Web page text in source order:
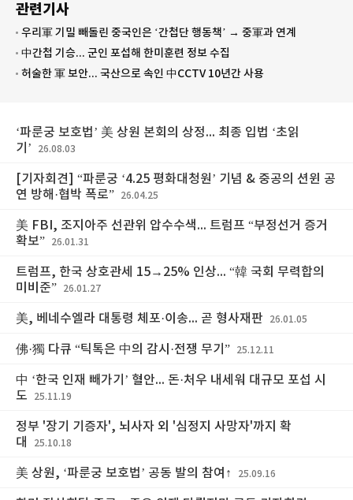
관련기사
우리軍 기밀 빼돌린 중국인은 ‘간첩단 행동책’ → 중軍과 연계
中간첩 기승... 군인 포섭해 한미훈련 정보 수집
허술한 軍 보안... 국산으로 속인 中CCTV 10년간 사용
‘파룬궁 보호법’ 美 상원 본회의 상정... 최종 입법 ‘초읽
기’
26.08.03
[기자회견] “파룬궁 ‘4.25 평화대청원’ 기념 & 중공의 션윈 공
연 방해·협박 폭로”
26.04.25
美 FBI, 조지아주 선관위 압수수색... 트럼프 “부정선거 증거
확보”
26.01.31
트럼프, 한국 상호관세 15→25% 인상... “韓 국회 무력합의
미비준”
26.01.27
美, 베네수엘라 대통령 체포·이송... 곧 형사재판 26.01.05
佛·獨 다큐 “틱톡은 中의 감시·전쟁 무기” 25.12.11
中 ‘한국 인재 빼가기’ 혈안... 돈·처우 내세워 대규모 포섭 시
도
25.11.19
정부 '장기 기증자', 뇌사자 외 '심정지 사망자'까지 확
대
25.10.18
美 상원, ‘파룬궁 보호법’ 공동 발의 참여↑ 25.09.16